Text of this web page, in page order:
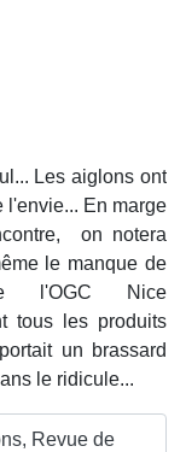
Les aiglons ont
l'envie... En marge
on notera
le manque de
l'OGC Nice
tous les produits
un brassard
le ridicule...
Revue de